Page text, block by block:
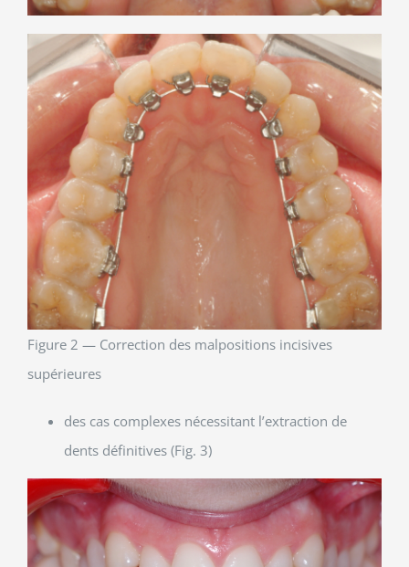
Figure 2 — Correction des malpositions incisives
supérieures
des cas complexes nécessitant l’extraction de
dents définitives (Fig. 3)